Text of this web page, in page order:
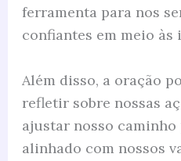
ferramenta para nos
confiantes em meio às
Além disso, a oração
refletir sobre nossas
ajustar nosso caminho
alinhado com nossos